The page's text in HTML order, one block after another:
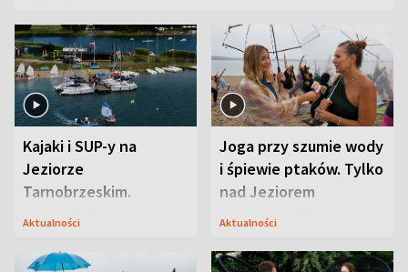
Kajaki i SUP-y na
Jeziorze
Tarnobrzeskim.
Przyrodnicy zwracają
Aktualności
Joga przy szumie wody
i śpiewie ptaków. Tylko
nad Jeziorem
Tarnobrzeskim
Aktualności